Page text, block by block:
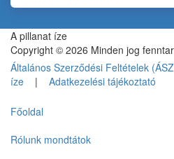
A pillanat íze
Copyright © 2026 Minden jog
Általános Szerződési Feltételek
íze | Adatkezelési tájékoztató
Főoldal
Rólunk mondtátok